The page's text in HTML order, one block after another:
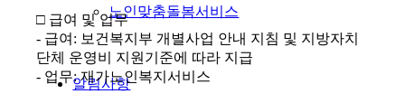
노인맞춤돌봄서비스
알림사항
□ 급여 및 업무
- 급여: 보건복지부 개별사업 안내 지침 및 지방자치
단체 운영비 지원기준에 따라 지급
- 업무: 재가노인복지서비스